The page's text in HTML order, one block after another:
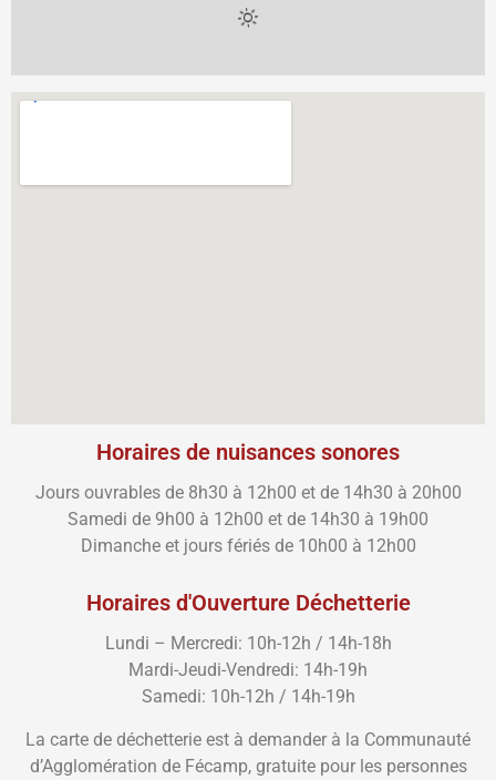
Horaires de nuisances sonores
Jours ouvrables de 8h30 à 12h00 et de 14h30 à 20h00
Samedi de 9h00 à 12h00 et de 14h30 à 19h00
Dimanche et jours fériés de 10h00 à 12h00
Horaires d'Ouverture Déchetterie
Lundi – Mercredi: 10h-12h / 14h-18h
Mardi-Jeudi-Vendredi: 14h-19h
Samedi: 10h-12h / 14h-19h
La carte de déchetterie est à demander à la Communauté
d’Agglomération de Fécamp, gratuite pour les personnes